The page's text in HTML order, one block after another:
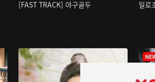
[FAST TRACK] 야구골두 일로